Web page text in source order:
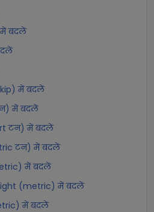
में बदलें
में बदलें
में बदलें
टन) में बदलें
टन) में बदलें
में बदलें
(metric) में बदलें
में बदलें